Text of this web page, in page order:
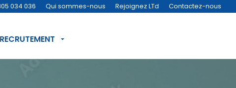
034 036 Qui sommes-nous Rejoignez LTd Contactez-nous